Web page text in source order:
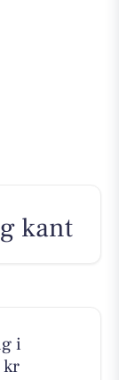
kant
i
kr